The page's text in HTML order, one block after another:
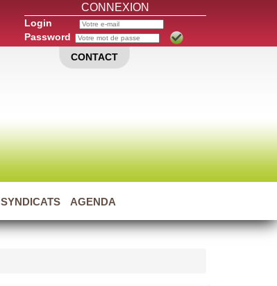
CONNEXION
Login
Password
CONTACT
SYNDICATS AGENDA